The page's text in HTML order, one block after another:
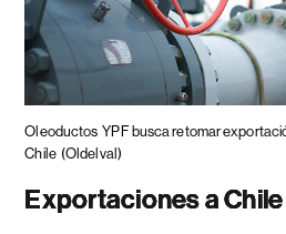
Oleoductos YPF busca retomar
Chile (Oldelval)
Exportaciones a Chile